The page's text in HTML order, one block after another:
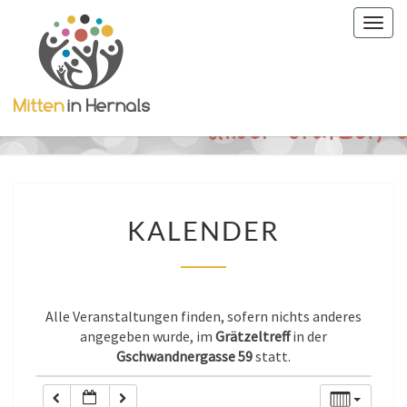
KALENDER
Alle Veranstaltungen finden, sofern nichts anderes
angegeben wurde, im Grätzeltreffin der
Gschwandnergasse 59statt.
0:00
1:00
2:00
5:00